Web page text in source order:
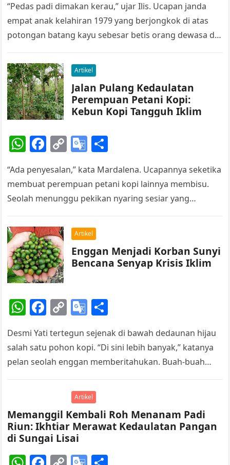
at
s
A
p
p
c
e
o
o
k
p
y
Li
n
k
o
gl
e
Tr
a
n
sl
e
ar
e
“Pedas padi dimakan kerau,” ujar Ilis. Ucapan janda
empat anak kelahiran 1979 yang berjongkok di atas
potongan batang kayu sebesar betis orang dewasa di
Artikel
Jalan Pulang Kedaulatan
Perempuan Petani Kopi:
Kebun Kopi Tangguh Iklim
W
at
s
p
p
F
c
e
o
o
k
C
p
y
Li
n
k
G
o
gl
Tr
a
n
e
ar
e
“Ada penyesalan,” kata Mardalena. Ucapannya seketika
membuat perempuan petani kopi lainnya membisu.
Seolah menunggu pekikan nyaring sesiar yang
pun…
Artikel
Enggan Menjadi Korban Sunyi
Bencana Senyap Krisis Iklim
W
at
s
F
c
e
k
C
p
y
Li
n
k
G
o
gl
Tr
a
n
at
ar
e
Desmi Yati tertegun sejenak di bawah dedaunan hijau
salah satu pohon kopi. “Di sini lebih banyak,” katanya
pelan seolah enggan memberitahukan. Buah-buah
Artikel
Memanggil Kembali Roh Menanam Padi
Riun: Ikhtiar Merawat Kedaulatan Pangan
di Sungai Lisai